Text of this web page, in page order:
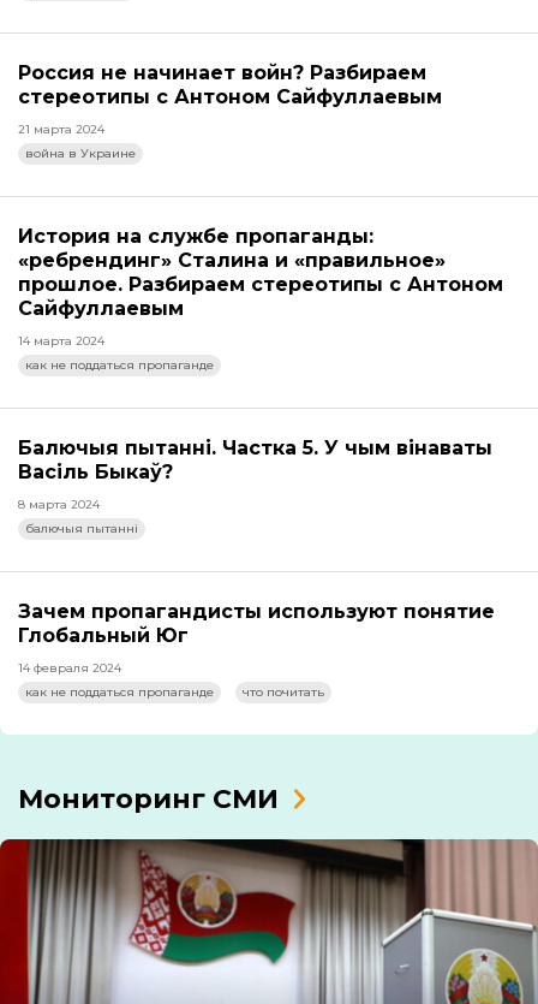
Россия не начинает войн? Разбираем
стереотипы с Антоном Сайфуллаевым
21 марта 2024
война в Украине
История на службе пропаганды:
«ребрендинг» Сталина и «правильное»
прошлое. Разбираем стереотипы с Антоном
Сайфуллаевым
14 марта 2024
как не поддаться пропаганде
Балючыя пытанні. Частка 5. У чым вінаваты
Васіль Быкаў?
8 марта 2024
балючыя пытанні
Зачем пропагандисты используют понятие
Глобальный Юг
14 февраля 2024
как не поддаться пропаганде
что почитать
Мониторинг СМИ